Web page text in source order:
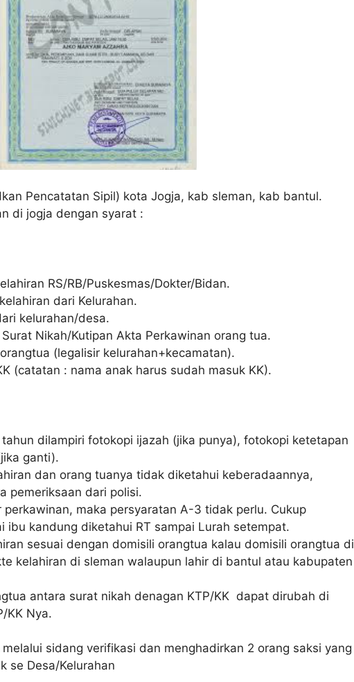
Pencatatan Sipil) kota Jogja, kab sleman, kab bantul.
di jogja dengan syarat :
RS/RB/Puskesmas/Dokter/Bidan.
dari Kelurahan.
kelurahan/desa.
Nikah/Kutipan Akta Perkawinan orang tua.
(legalisir kelurahan+kecamatan).
(catatan : nama anak harus sudah masuk KK).
dilampiri fotokopi ijazah (jika punya), fotokopi ketetapan
ganti).
dan orang tuanya tidak diketahui keberadaannya,
pemeriksaan dari polisi.
perkawinan, maka persyaratan A-3 tidak perlu. Cukup
ibu kandung diketahui RT sampai Lurah setempat.
sesuai dengan domisili orangtua kalau domisili orangtua di
kelahiran di sleman walaupun lahir di bantul atau kabupaten
antara surat nikah denagan KTP/KK dapat dirubah di
KK Nya.
sidang verifikasi dan menghadirkan 2 orang saksi yang
se Desa/Kelurahan